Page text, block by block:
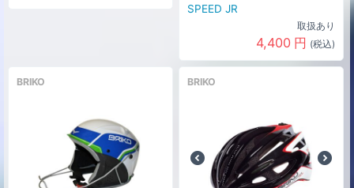
SPEED JR
取扱あり
4,400 円 (税込)
BRIKO BRIKO